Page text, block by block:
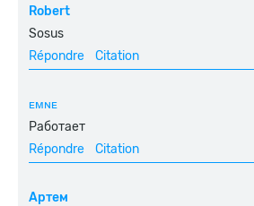
Robert
Sosus
Répondre
Citation
ᴇᴍɴᴇ
Работает
Répondre
Citation
Артем